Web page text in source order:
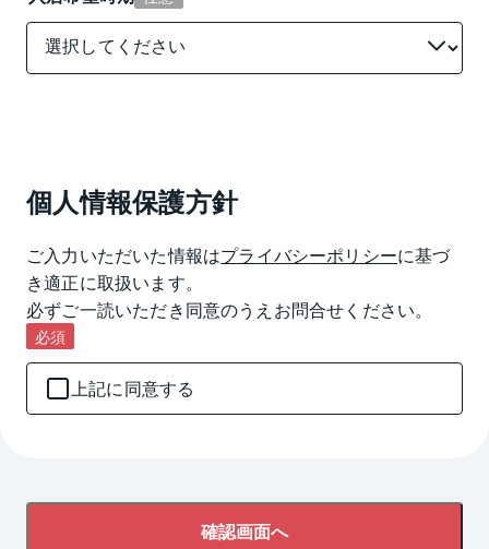
個人情報保護方針
ご入力いただいた情報はプライバシーポリシーに基づ
き適正に取扱います。
必ずご一読いただき同意のうえお問合せください。
必須
上記に同意する
確認画面へ